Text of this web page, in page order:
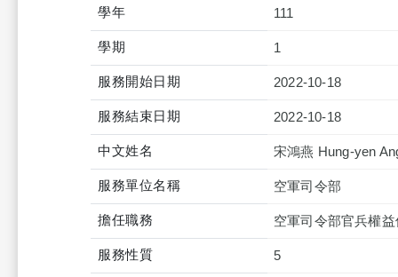
學年 111
學期 1
服務開始日期 2022-10-18
服務結束日期 2022-10-18
中文姓名 宋鴻燕 Hung-yen
服務單位名稱 空軍司令部
擔任職務 空軍司令部官兵權
服務性質 5